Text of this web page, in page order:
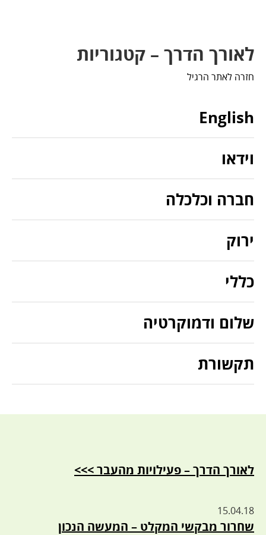
לאורך הדרך – קטגוריות
חזרה לאתר הרגיל
English
וידאו
חברה וכלכלה
ירוק
כללי
שלום ודמוקרטיה
תקשורת
לאורך הדרך – פעילויות מהעבר >>>
15.04.18
שחרור מבקשי המקלט – המעשה הנכון